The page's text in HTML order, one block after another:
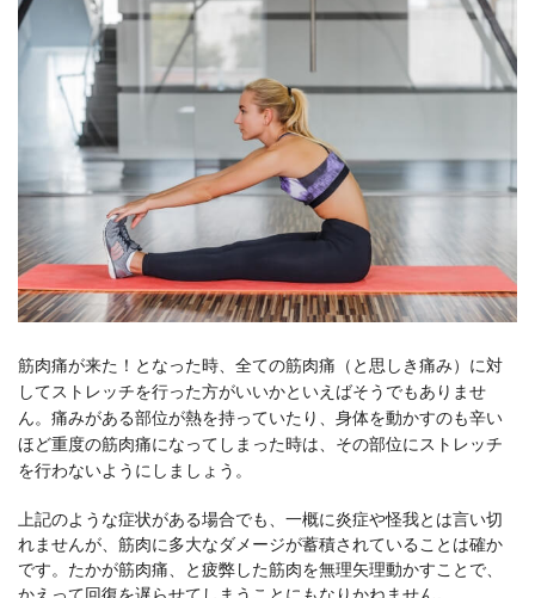
筋肉痛が来た！となった時、全ての筋肉痛（と思しき痛み）に対
してストレッチを行った方がいいかといえばそうでもありませ
ん。痛みがある部位が熱を持っていたり、身体を動かすのも辛い
ほど重度の筋肉痛になってしまった時は、その部位にストレッチ
を行わないようにしましょう。
上記のような症状がある場合でも、一概に炎症や怪我とは言い切
れませんが、筋肉に多大なダメージが蓄積されていることは確か
です。たかが筋肉痛、と疲弊した筋肉を無理矢理動かすことで、